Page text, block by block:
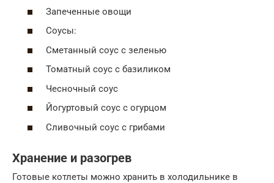
Запеченные овощи
Соусы:
Сметанный соус с зеленью
Томатный соус с базиликом
Чесночный соус
Йогуртовый соус с огурцом
Сливочный соус с грибами
Хранение и разогрев
Готовые котлеты можно хранить в холодильнике в